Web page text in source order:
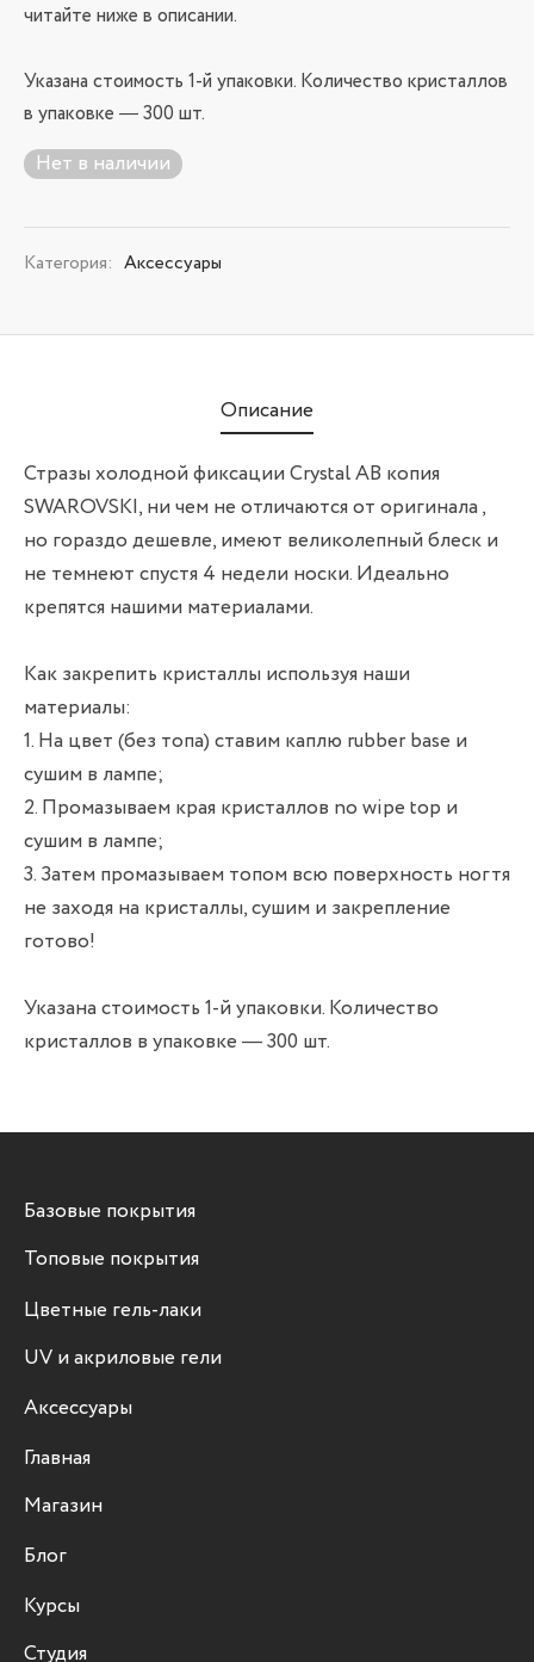
читайте ниже в описании.
Указана стоимость 1-й упаковки. Количество кристаллов
в упаковке — 300 шт.
Нет в наличии
Категория: Аксессуары
Описание
Стразы холодной фиксации Сrystal AB копия
SWAROVSKI, ни чем не отличаются от оригинала ,
но гораздо дешевле, имеют великолепный блеск и
не темнеют спустя 4 недели носки. Идеально
крепятся нашими материалами.
Как закрепить кристаллы используя наши
материалы:
1. На цвет (без топа) ставим каплю rubber base и
сушим в лампе;
2. Промазываем края кристаллов no wipe top и
сушим в лампе;
3. Затем промазываем топом всю поверхность ногтя
не заходя на кристаллы, сушим и закрепление
готово!
Указана стоимость 1-й упаковки. Количество
кристаллов в упаковке — 300 шт.
Базовые покрытия
Топовые покрытия
Цветные гель-лаки
UV и акриловые гели
Аксессуары
Главная
Магазин
Блог
Курсы
Студия